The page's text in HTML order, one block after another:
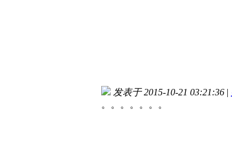
发表于 2015-10-21 03:21:36 |
。。。。。。。